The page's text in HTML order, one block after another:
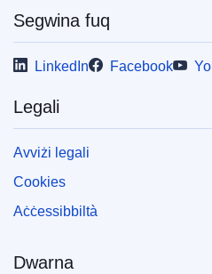
Segwina fuq
LinkedIn Facebook
Legali
Avviżi legali
Cookies
Aċċessibbiltà
Dwarna